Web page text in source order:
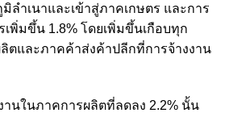
ลำเนาและเข้าสู่ภาคเกษตร และการ
พิ่มขึ้น 1.8% โดยเพิ่มขึ้นเกือบทุก
ตและภาคค้าส่งค้าปลีกที่การจ้างงาน
านในภาคการผลิตที่ลดลง 2.2% นั้น